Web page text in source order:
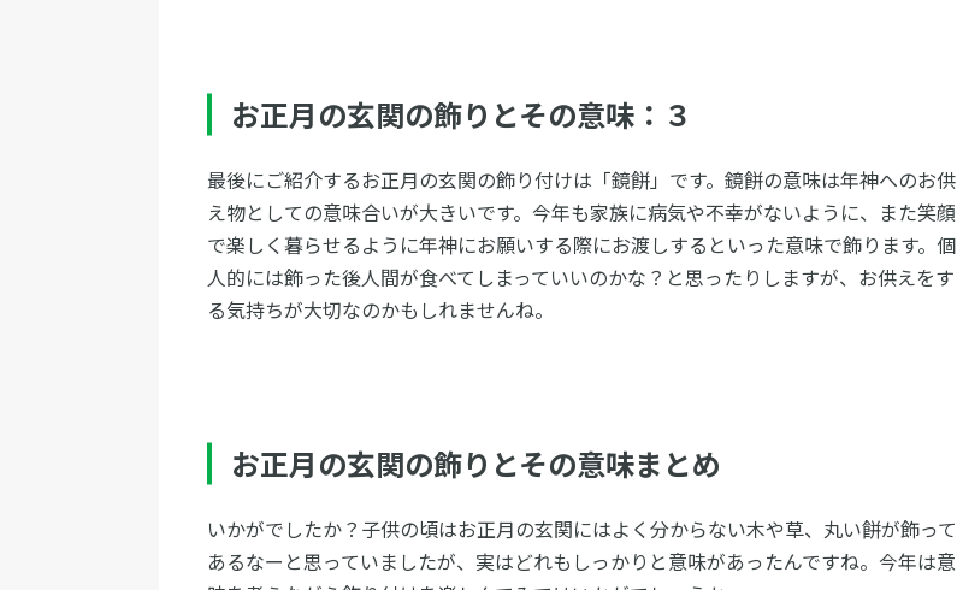
お正月の玄関の飾りとその意味：３
最後にご紹介するお正月の玄関の飾り付けは「鏡餅」です。鏡餅の意味は年神へのお供
え物としての意味合いが大きいです。今年も家族に病気や不幸がないように、また笑顔
で楽しく暮らせるように年神にお願いする際にお渡しするといった意味で飾ります。個
人的には飾った後人間が食べてしまっていいのかな？と思ったりしますが、お供えをす
る気持ちが大切なのかもしれませんね。
お正月の玄関の飾りとその意味まとめ
いかがでしたか？子供の頃はお正月の玄関にはよく分からない木や草、丸い餅が飾って
あるなーと思っていましたが、実はどれもしっかりと意味があったんですね。今年は意